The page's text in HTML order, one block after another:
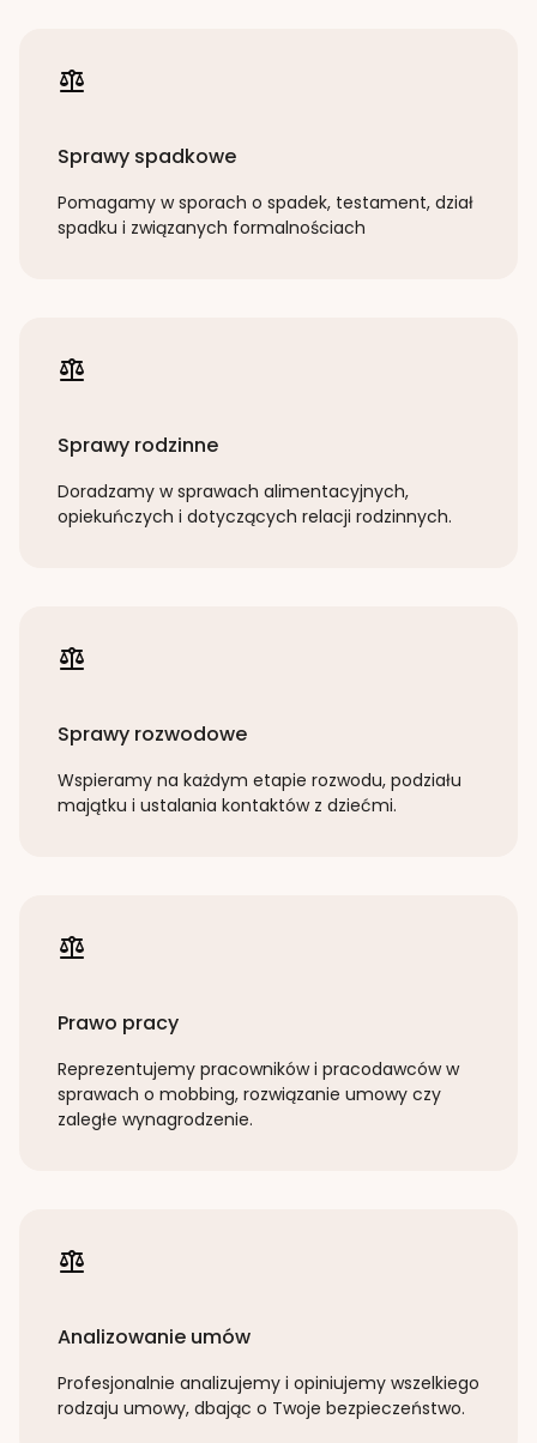
Sprawy spadkowe
Pomagamy w sporach o spadek, testament, dział
spadku i związanych formalnościach
Sprawy rodzinne
Doradzamy w sprawach alimentacyjnych,
opiekuńczych i dotyczących relacji rodzinnych.
Sprawy rozwodowe
Wspieramy na każdym etapie rozwodu, podziału
majątku i ustalania kontaktów z dziećmi.
Prawo pracy
Reprezentujemy pracowników i pracodawców w
sprawach o mobbing, rozwiązanie umowy czy
zaległe wynagrodzenie.
Analizowanie umów
Profesjonalnie analizujemy i opiniujemy wszelkiego
rodzaju umowy, dbając o Twoje bezpieczeństwo.